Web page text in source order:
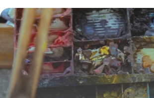
histoire, fonctionnement et
19 février 2026